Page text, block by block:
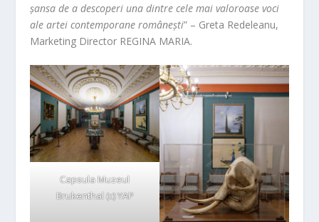
șansa de a descoperi una dintre cele mai valoroase voci
ale artei contemporane românești” – Greta Redeleanu,
Marketing Director REGINA MARIA.
Capsula Muzeul
Brukenthal (c) YAP